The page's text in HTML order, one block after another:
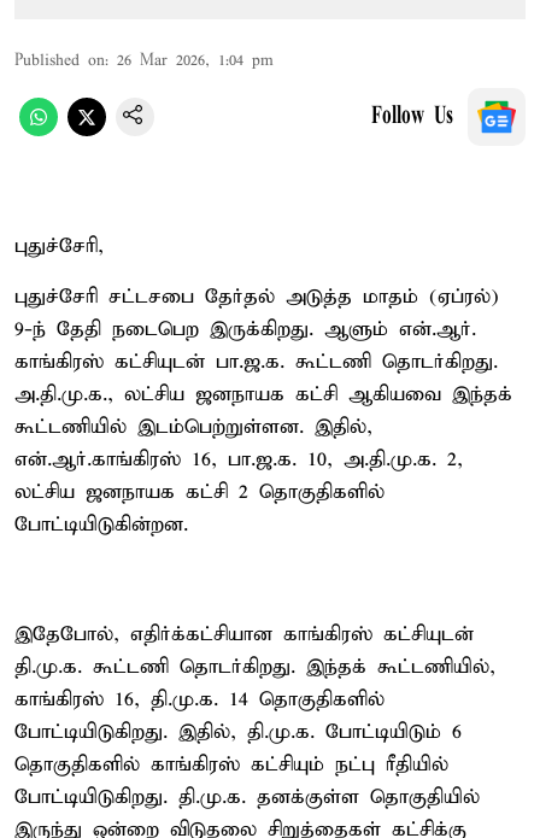
Published on: 26 Mar 2026, 1:04 pm
Follow Us
புதுச்சேரி,
புதுச்சேரி சட்டசபை தேர்தல் அடுத்த மாதம் (ஏப்ரல்)
9-ந் தேதி நடைபெற இருக்கிறது. ஆளும் என்.ஆர்.
காங்கிரஸ் கட்சியுடன் பா.ஜ.க. கூட்டணி தொடர்கிறது.
அ.தி.மு.க., லட்சிய ஜனநாயக கட்சி ஆகியவை இந்தக்
கூட்டணியில் இடம்பெற்றுள்ளன. இதில்,
என்.ஆர்.காங்கிரஸ் 16, பா.ஜ.க. 10, அ.தி.மு.க. 2,
லட்சிய ஜனநாயக கட்சி 2 தொகுதிகளில்
போட்டியிடுகின்றன.
இதேபோல், எதிர்க்கட்சியான காங்கிரஸ் கட்சியுடன்
தி.மு.க. கூட்டணி தொடர்கிறது. இந்தக் கூட்டணியில்,
காங்கிரஸ் 16, தி.மு.க. 14 தொகுதிகளில்
போட்டியிடுகிறது. இதில், தி.மு.க. போட்டியிடும் 6
தொகுதிகளில் காங்கிரஸ் கட்சியும் நட்பு ரீதியில்
போட்டியிடுகிறது. தி.மு.க. தனக்குள்ள தொகுதியில்
இருந்து ஒன்றை விடுதலை சிறுத்தைகள் கட்சிக்கு